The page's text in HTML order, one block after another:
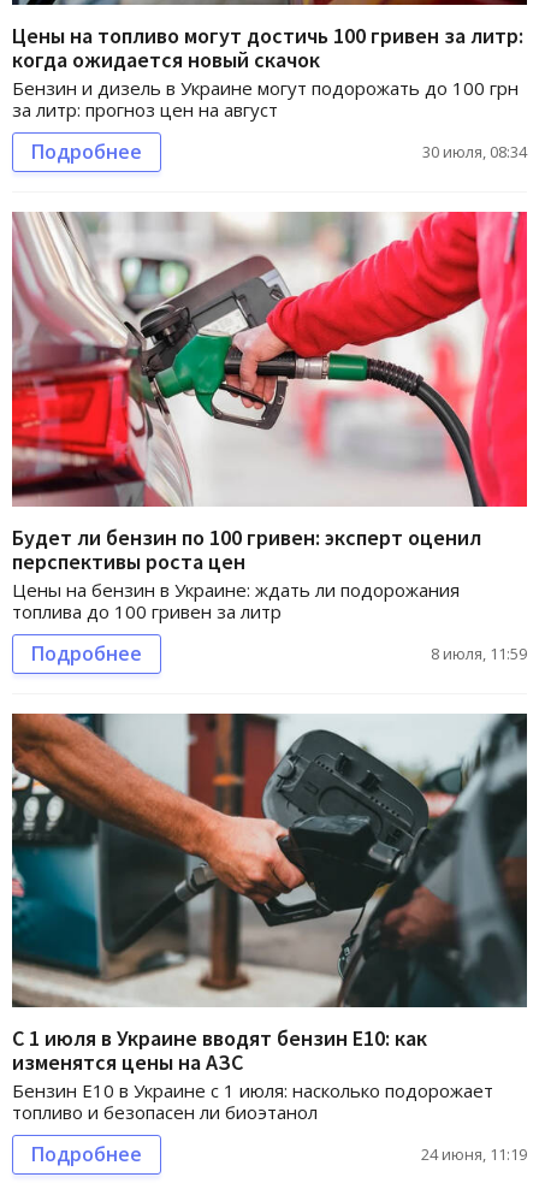
Цены на топливо могут достичь 100 гривен за литр:
когда ожидается новый скачок
Бензин и дизель в Украине могут подорожать до 100 грн
за литр: прогноз цен на август
Подробнее 30 июля, 08:34
Будет ли бензин по 100 гривен: эксперт оценил
перспективы роста цен
Цены на бензин в Украине: ждать ли подорожания
топлива до 100 гривен за литр
Подробнее 8 июля, 11:59
С 1 июля в Украине вводят бензин Е10: как
изменятся цены на АЗС
Бензин Е10 в Украине с 1 июля: насколько подорожает
топливо и безопасен ли биоэтанол
Подробнее 24 июня, 11:19